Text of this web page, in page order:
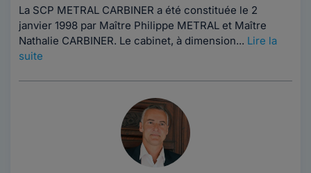
La SCP METRAL CARBINER a été constituée le 2
janvier 1998 par Maître Philippe METRAL et Maître
Nathalie CARBINER. Le cabinet, à dimension... Lire la
suite